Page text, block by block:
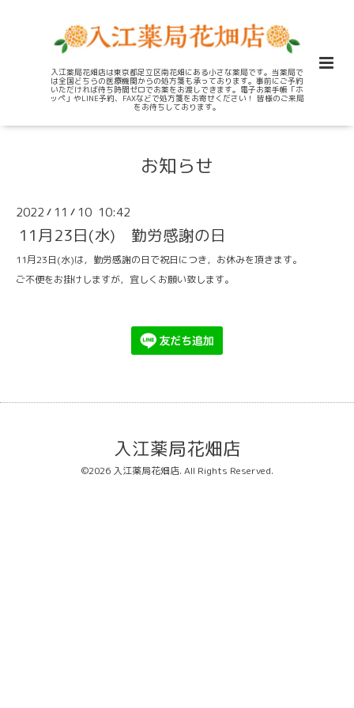
入江薬局花畑店は東京都足立区南花畑にある小さな薬局です。当薬局で
は全国どちらの医療機関からの処方箋も承っております。事前にご予約
いただければ待ち時間ゼロでお薬をお渡しできます。電子お薬手帳「ホ
ッペ」やLINE予約、FAXなどで処方箋をお寄せください！ 皆様のご来局
をお待ちしております。
お知らせ
2022 / 11 / 10 10:42
11月23日(水) 勤労感謝の日
11月23日(水)は，勤労感謝の日で祝日につき，お休みを頂きます。
ご不便をお掛けしますが，宜しくお願い致します。
入江薬局花畑店
©2026 入江薬局花畑店. All Rights Reserved.